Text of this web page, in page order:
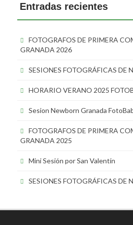
Entradas recientes
FOTOGRAFOS DE PRIMERA
GRANADA 2026
SESIONES FOTOGRÁFICAS DE
HORARIO VERANO 2025
Sesion Newborn Granada
FOTOGRAFOS DE PRIMERA
GRANADA 2025
Mini Sesión por San Valentín
SESIONES FOTOGRÁFICAS DE